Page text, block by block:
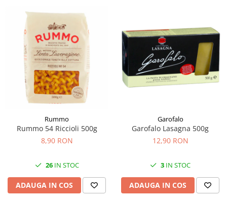
Rummo
Rummo 54 Riccioli 500g
8,90 RON
26IN STOC
ADAUGA IN COS
Garofalo
Garofalo Lasagna 500g
12,90 RON
3 IN STOC
ADAUGA IN COS